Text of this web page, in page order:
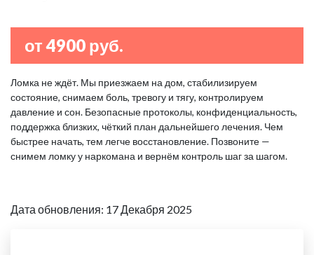
от 4900 руб.
Ломка не ждёт. Мы приезжаем на дом, стабилизируем
состояние, снимаем боль, тревогу и тягу, контролируем
давление и сон. Безопасные протоколы, конфиденциальность,
поддержка близких, чёткий план дальнейшего лечения. Чем
быстрее начать, тем легче восстановление. Позвоните —
снимем ломку у наркомана и вернём контроль шаг за шагом.
Дата обновления: 17 Декабря 2025